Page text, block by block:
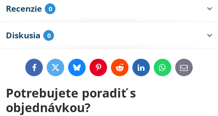
Recenzie 0
Diskusia 0
FacebookTwitterBlueskyPinterestRedditLinkedInWhatsApp
E-
mail
Potrebujete poradiť s
objednávkou?